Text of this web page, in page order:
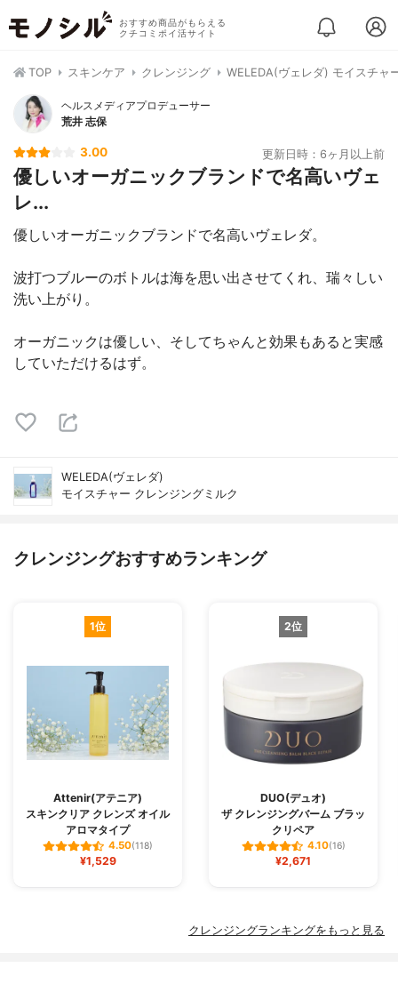
おすすめ商品がもらえる
クチコミポイ活サイト
TOP スキンケア クレンジング WELEDA(ヴェレダ) モイスチャ
ヘルスメディアプロデューサー
荒井 志保
3.00 更新日時：6ヶ月以上前
優しいオーガニックブランドで名高いヴェ
レ...
優しいオーガニックブランドで名高いヴェレダ。
波打つブルーのボトルは海を思い出させてくれ、瑞々しい
洗い上がり。
オーガニックは優しい、そしてちゃんと効果もあると実感
していただけるはず。
WELEDA(ヴェレダ)
モイスチャー クレンジングミルク
クレンジングおすすめランキング
1位
Attenir(アテニア)
スキンクリア クレンズ オイル
アロマタイプ
4.50(118)
¥1,529
2位
DUO(デュオ)
ザ クレンジングバーム ブラッ
クリペア
4.10(16)
¥2,671
クレンジングランキングをもっと見る